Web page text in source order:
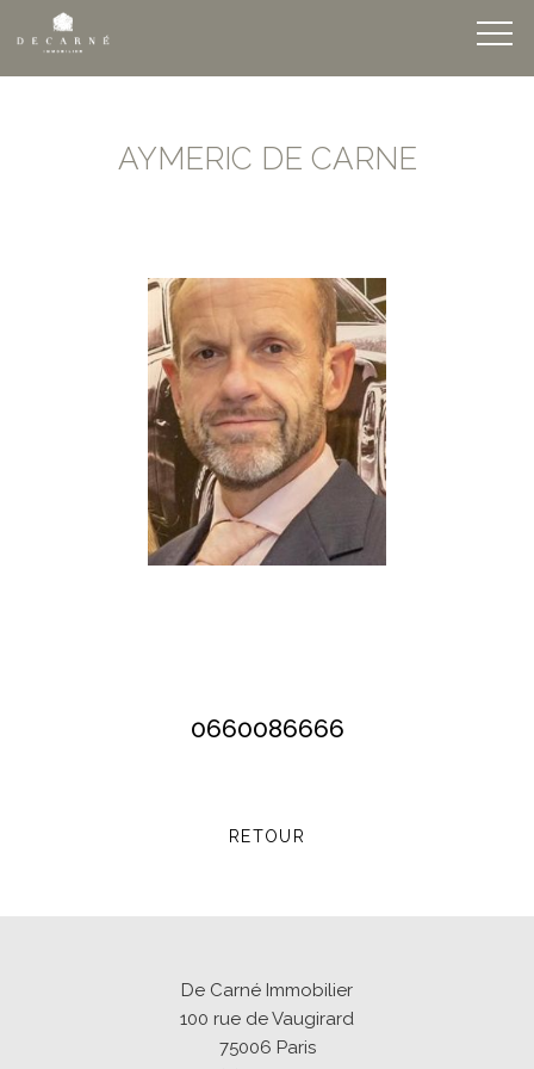
AYMERIC DE CARNE
0660086666
RETOUR
De Carné Immobilier
100 rue de Vaugirard
75006 Paris